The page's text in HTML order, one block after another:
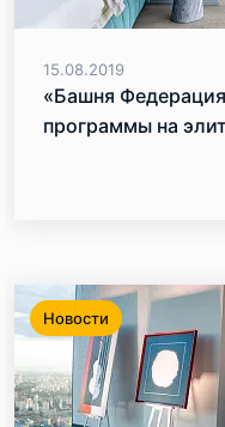
15.08.2019
«Башня
программы на
Новости